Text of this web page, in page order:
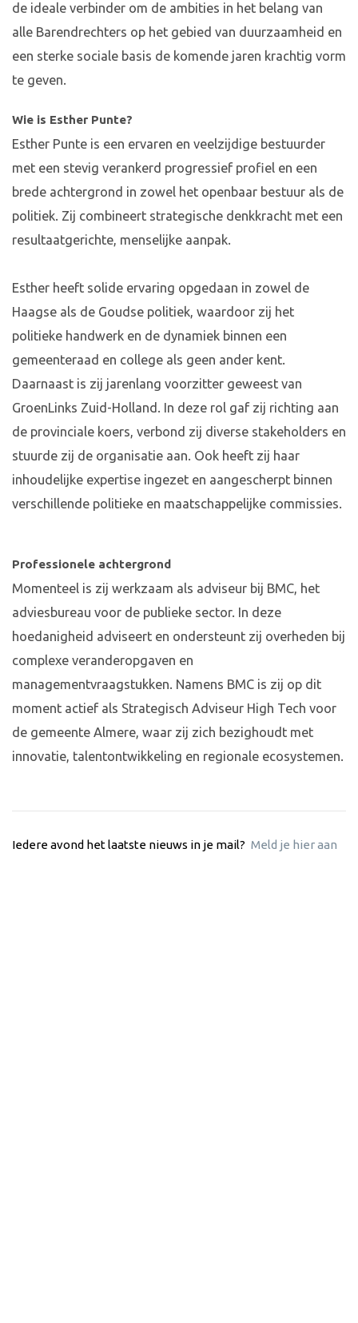
de ideale verbinder om de ambities in het belang van
alle Barendrechters op het gebied van duurzaamheid en
een sterke sociale basis de komende jaren krachtig vorm
te geven.
Wie is Esther Punte?
Esther Punte is een ervaren en veelzijdige bestuurder
met een stevig verankerd progressief profiel en een
brede achtergrond in zowel het openbaar bestuur als de
politiek. Zij combineert strategische denkkracht met een
resultaatgerichte, menselijke aanpak.
​Esther heeft solide ervaring opgedaan in zowel de
Haagse als de Goudse politiek, waardoor zij het
politieke handwerk en de dynamiek binnen een
gemeenteraad en college als geen ander kent.​
Daarnaast is zij jarenlang voorzitter geweest van
GroenLinks Zuid-Holland. In deze rol gaf zij richting aan
de provinciale koers, verbond zij diverse stakeholders en
stuurde zij de organisatie aan.​ Ook heeft zij haar
inhoudelijke expertise ingezet en aangescherpt binnen
verschillende politieke en maatschappelijke commissies.
Professionele achtergrond
Momenteel is zij werkzaam als adviseur bij BMC, het
adviesbureau voor de publieke sector. In deze
hoedanigheid adviseert en ondersteunt zij overheden bij
complexe veranderopgaven en
managementvraagstukken. Namens BMC is zij op dit
moment actief als Strategisch Adviseur High Tech voor
de gemeente Almere, waar zij zich bezighoudt met
innovatie, talentontwikkeling en regionale ecosystemen.
Iedere avond het laatste nieuws in je mail? Meld je hier aan